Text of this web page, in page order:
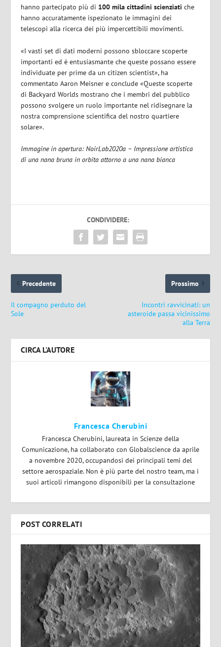
hanno partecipato più di 100 mila cittadini scienziati che
hanno accuratamente ispezionato le immagini dei
telescopi alla ricerca dei più impercettibili movimenti.
«I vasti set di dati moderni possono sbloccare scoperte
importanti ed è entusiasmante che queste possano essere
individuate per prime da un citizen scientist», ha
commentato Aaron Meisner e conclude «Queste scoperte
di Backyard Worlds mostrano che i membri del pubblico
possono svolgere un ruolo importante nel ridisegnare la
nostra comprensione scientifica del nostro quartiere
solare».
Immagine in apertura: NoirLab2020a – Impressione artistica
di una nana bruna in orbita attorno a una nana bianca
CONDIVIDERE:
Precedente
Il compagno perduto del
Sole
Prossimo
Incontri ravvicinati: un
asteroide passa vicinissimo
alla Terra
CIRCA L'AUTORE
Francesca Cherubini
Francesca Cherubini, laureata in Scienze della
Comunicazione, ha collaborato con Globalscience da aprile
a novembre 2020, occupandosi dei principali temi del
settore aerospaziale. Non è più parte del nostro team, ma i
suoi articoli rimangono disponibili per la consultazione
POST CORRELATI